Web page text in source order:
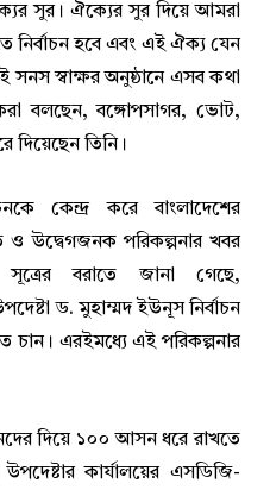
সুর। ঐক্যের সুর দিয়ে আমরা
নির্বাচন হবে এবং এই ঐক্য যেন
স্বাক্ষর অনুষ্ঠানে এসব কথা
বলছেন, বঙ্গোপসাগর, ভোট,
দিয়েছেন তিনি।
কেন্দ্র করে বাংলাদেশের
ও উদ্বেগজনক পরিকল্পনার খবর
সূত্রের বরাতে জানা গেছে,
ড. মুহাম্মদ ইউনূস নির্বাচন
চান। এরইমধ্যে এই পরিকল্পনার
দিয়ে ১০০ আসন ধরে রাখতে
উপদেষ্টার কার্যালয়ের এসডিজি-